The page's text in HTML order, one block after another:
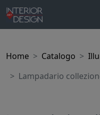
Home Catalogo
Lampadario